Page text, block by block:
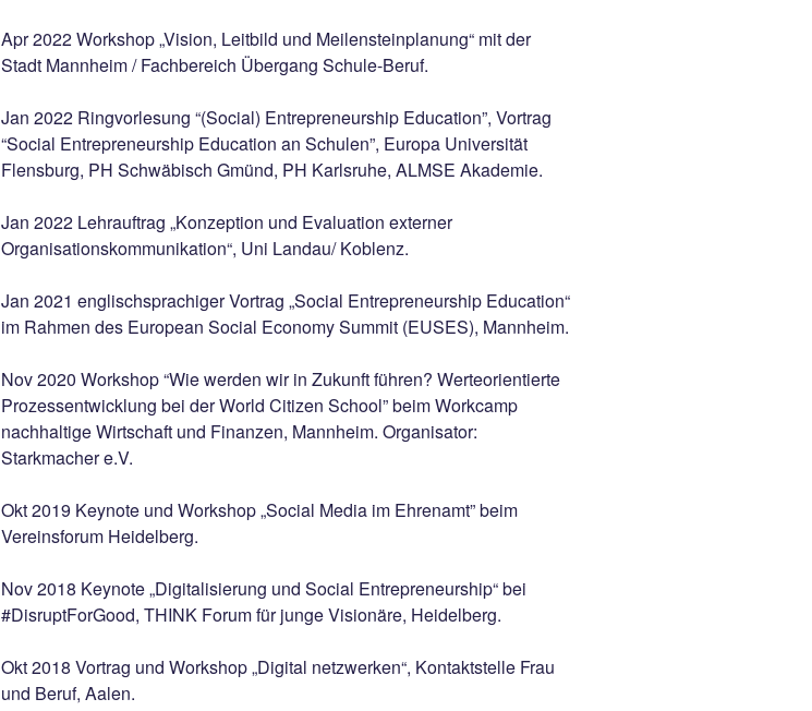
Apr 2022 Workshop „Vision, Leitbild und Meilensteinplanung“ mit der
Stadt Mannheim / Fachbereich Übergang Schule-Beruf.
Jan 2022 Ringvorlesung “(Social) Entrepreneurship Education”, Vortrag
“Social Entrepreneurship Education an Schulen”, Europa Universität
Flensburg, PH Schwäbisch Gmünd, PH Karlsruhe, ALMSE Akademie.
Jan 2022 Lehrauftrag „Konzeption und Evaluation externer
Organisationskommunikation“, Uni Landau/ Koblenz.
Jan 2021 englischsprachiger Vortrag „Social Entrepreneurship Education“
im Rahmen des European Social Economy Summit (EUSES), Mannheim.
Nov 2020 Workshop “Wie werden wir in Zukunft führen? Werteorientierte
Prozessentwicklung bei der World Citizen School” beim Workcamp
nachhaltige Wirtschaft und Finanzen, Mannheim. Organisator:
Starkmacher e.V.
Okt 2019 Keynote und Workshop „Social Media im Ehrenamt” beim
Vereinsforum Heidelberg.
Nov 2018 Keynote „Digitalisierung und Social Entrepreneurship“ bei
#DisruptForGood, THINK Forum für junge Visionäre, Heidelberg.
Okt 2018 Vortrag und Workshop „Digital netzwerken“, Kontaktstelle Frau
und Beruf, Aalen.